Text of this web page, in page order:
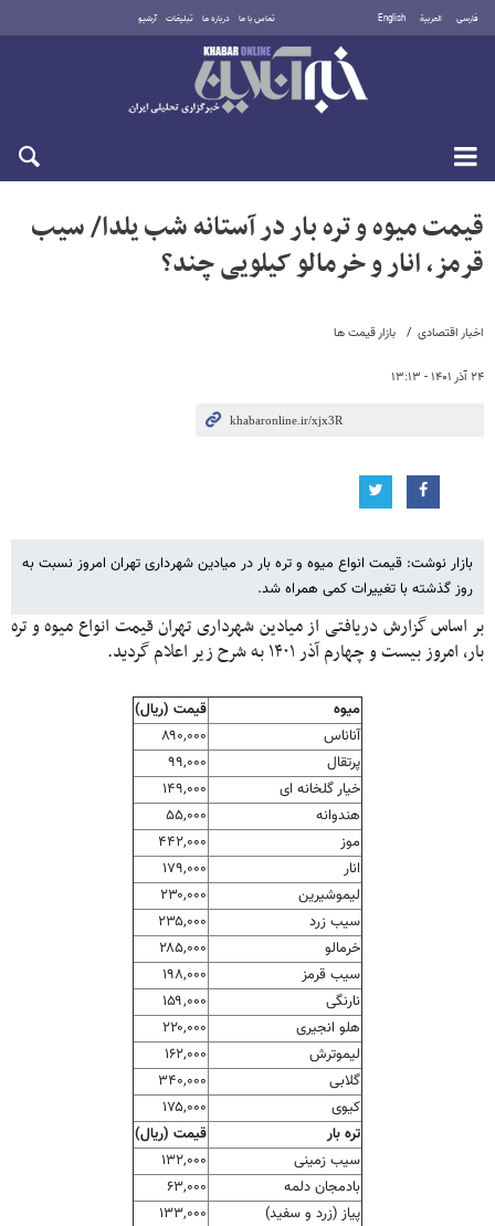
فارسی العربية English تماس با ما درباره ما تبلیغات آرشیو
شنبه ۱۷ مرداد ۱۴۰۵
اخبار اقتصادی بازار قیمت ها
۲۴ آذر ۱۴۰۱ - ۱۳:۱۳
قیمت میوه و تره بار در آستانه شب یلدا/ سیب
قرمز، انار و خرمالو کیلویی چند؟
بازار نوشت: قیمت انواع میوه و تره بار در میادین شهرداری تهران امروز نسبت به
روز گذشته با تغییرات کمی همراه شد.
بر اساس گزارش دریافتی از میادین شهرداری تهران قیمت انواع میوه و تره
بار، امروز بیست و چهارم آذر ۱۴۰۱ به شرح زیر اعلام گردید.
میوه
قیمت (ریال)
آناناس
۸۹۰,۰۰۰
پرتقال
۹۹,۰۰۰
خیار گلخانه ای
۱۴۹,۰۰۰
هندوانه
۵۵,۰۰۰
موز
۴۴۲,۰۰۰
انار
۱۷۹,۰۰۰
لیموشیرین
۲۳۰,۰۰۰
سیب زرد
۲۳۵,۰۰۰
خرمالو
۲۸۵,۰۰۰
سیب قرمز
۱۹۸,۰۰۰
نارنگی
۱۵۹,۰۰۰
هلو انجیری
۲۲۰,۰۰۰
لیموترش
۱۶۲,۰۰۰
گلابی
۳۴۰,۰۰۰
کیوی
۱۷۵,۰۰۰
تره بار
قیمت (ریال)
سیب زمینی
۱۳۲,۰۰۰
بادمجان دلمه
۶۳,۰۰۰
پیاز (زرد و سفید)
۱۳۳,۰۰۰